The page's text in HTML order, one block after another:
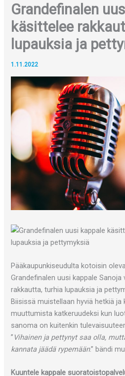
Grandefinalen
käsittelee
lupauksia ja
1.11.2022
Pääkaupunkiseudulta kotoisin
Grandefinalen uusi kappale
rakkautta, turhia lupauksia ja
Biisissä muistellaan hyviä hetkiä ja
muuttumista katkeruudeksi kun
sanoma on kuitenkin
” Vihainen ja pettynyt saa olla,
kannata jäädä rypemään.” bändi
Kuuntele kappale